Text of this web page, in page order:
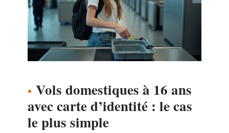
Vols domestiques à 16 ans
avec carte d’identité : le cas
le plus simple